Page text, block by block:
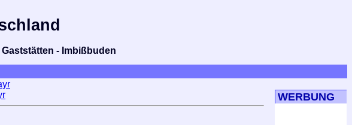
- Imbißbuden
WERBUNG